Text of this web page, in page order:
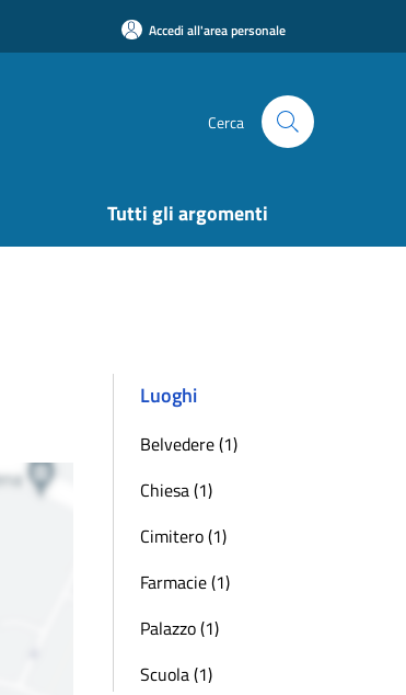
Accedi all'area personale
Cerca
Tutti gli argomenti
Luoghi
Belvedere (1)
Chiesa (1)
Cimitero (1)
Farmacie (1)
Palazzo (1)
Scuola (1)